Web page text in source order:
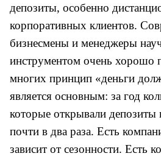
депозиты, особенно
корпоративных клиентов.
бизнесмены и менеджеры
инструментом очень хорошо
многих принцип «деньги
является основным: за год
которые открывали депозиты
почти в два раза. Есть
зависит от сезонности. Есть